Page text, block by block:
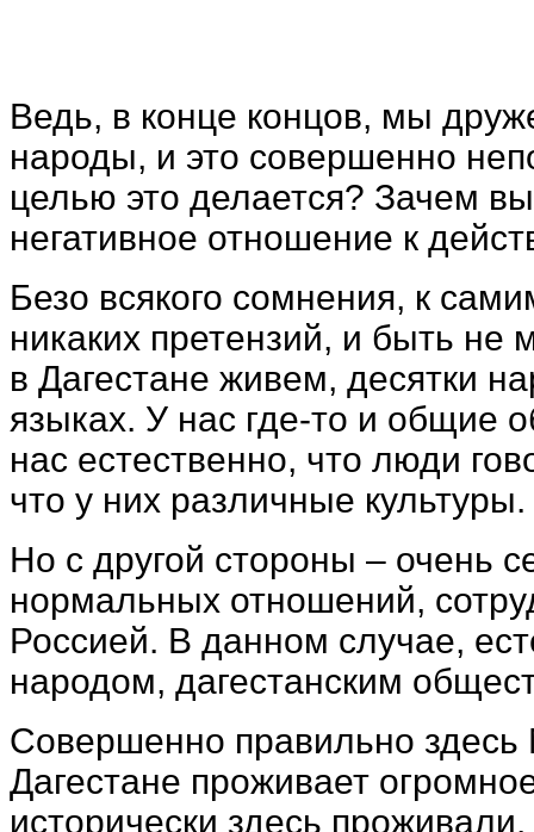
Ведь, в конце концов, мы
народы, и это совершенно
целью это делается? Зачем
негативное отношение к
Безо всякого сомнения, к
никаких претензий, и быть
в Дагестане живем, десятки
языках. У нас где-то и общие
нас естественно, что люди
что у них различные культуры.
Но с другой стороны – очень
нормальных отношений,
Россией. В данном случае,
народом, дагестанским
Совершенно правильно здесь
Дагестане проживает
исторически здесь